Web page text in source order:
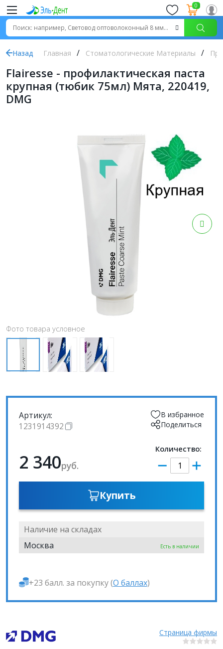
0
Назад Главная Стоматологические Материалы
Flairesse - профилактическая паста
крупная (тюбик 75мл) Мята, 220419,
DMG
Фото товара условное
Артикул:
1231914392
В избранное
Поделиться
2 340руб.
Количество:
Купить
Наличие на складах
Москва
Есть в наличии
+23 балл. за покупку (О баллах)
Страница фирмы